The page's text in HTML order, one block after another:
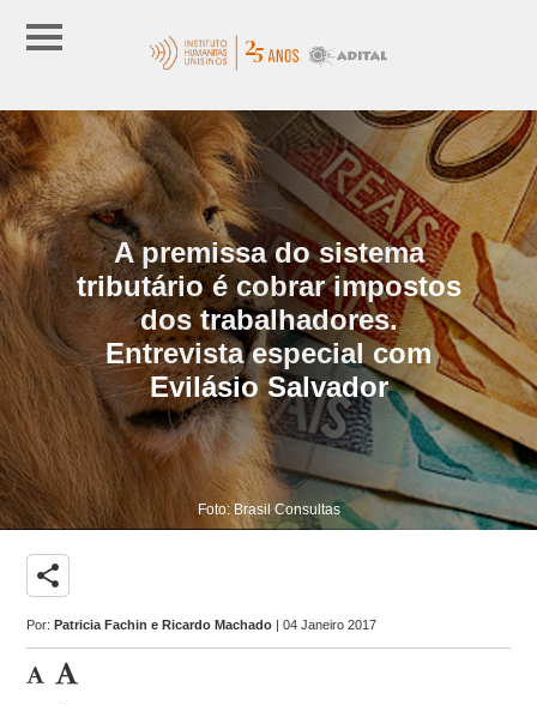
A premissa do sistema
tributário é cobrar impostos
dos trabalhadores.
Entrevista especial com
Evilásio Salvador
Foto: Brasil Consultas
share
Por:Patricia Fachin e Ricardo Machado | 04 Janeiro 2017